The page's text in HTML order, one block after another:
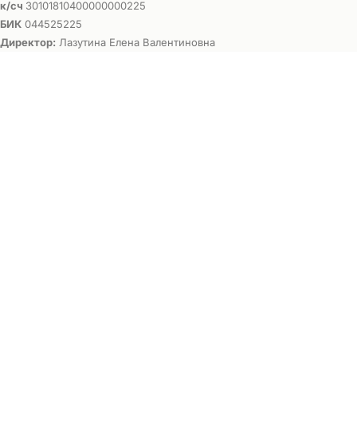
к/сч 30101810400000000225
БИК 044525225
Директор: Лазутина Елена Валентиновна